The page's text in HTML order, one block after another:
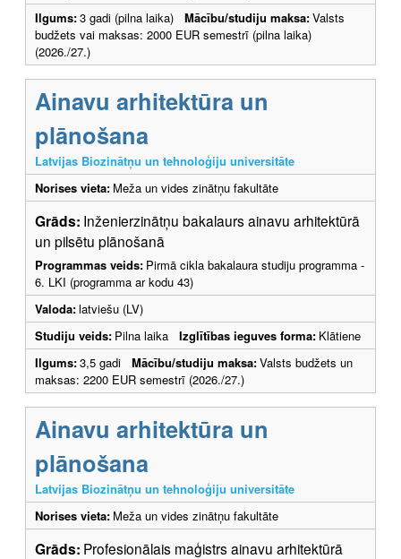
Ilgums:3 gadi (pilna laika) Mācību/studiju maksa:Valsts
budžets vai maksas: 2000 EUR semestrī (pilna laika)
(2026./27.)
Ainavu arhitektūra un
plānošana
Latvijas Biozinātņu un tehnoloģiju universitāte
Norises vieta: Meža un vides zinātņu fakultāte
Grāds: Inženierzinātņu bakalaurs ainavu arhitektūrā
un pilsētu plānošanā
Programmas veids: Pirmā cikla bakalaura studiju programma -
6. LKI (programma ar kodu 43)
Valoda:latviešu (LV)
Studiju veids: Pilna laika Izglītības ieguves forma: Klātiene
Ilgums:3,5 gadi Mācību/studiju maksa:Valsts budžets un
maksas: 2200 EUR semestrī (2026./27.)
Ainavu arhitektūra un
plānošana
Latvijas Biozinātņu un tehnoloģiju universitāte
Norises vieta: Meža un vides zinātņu fakultāte
Grāds: Profesionālais maģistrs ainavu arhitektūrā